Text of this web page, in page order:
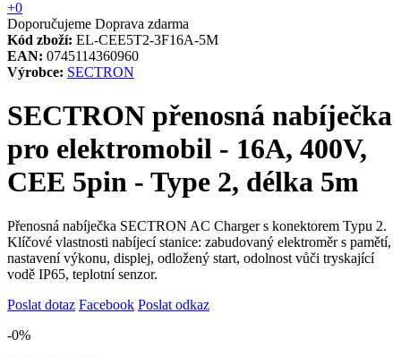
+0
Doporučujeme Doprava zdarma
Kód zboží: EL-CEE5T2-3F16A-5M
EAN: 0745114360960
Výrobce: SECTRON
SECTRON přenosná nabíječka
pro elektromobil - 16A, 400V,
CEE 5pin - Type 2, délka 5m
Přenosná nabíječka SECTRON AC Charger s konektorem Typu 2.
Klíčové vlastnosti nabíjecí stanice: zabudovaný elektroměr s pamětí,
nastavení výkonu, displej, odložený start, odolnost vůči tryskající
vodě IP65, teplotní senzor.
Poslat dotaz Facebook Poslat odkaz
-0%